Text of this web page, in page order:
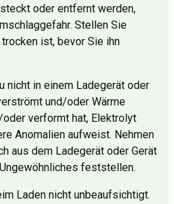
oder entfernt werden,
Stellen Sie
ist, bevor Sie ihn
nicht in einem Ladegerät oder
und/oder Wärme
verformt hat, Elektrolyt
Anomalien aufweist. Nehmen
aus dem Ladegerät oder Gerät
feststellen.
Laden nicht unbeaufsichtigt.